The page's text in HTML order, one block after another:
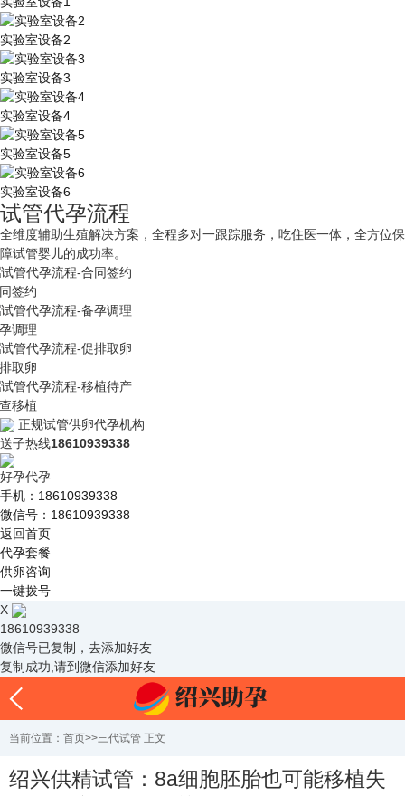
实验室设备2
实验室设备3
实验室设备4
实验室设备5
实验室设备6
试管代孕流程
全维度辅助生殖解决方案，全程多对一跟踪服务，吃住医一体，全方位保
障试管婴儿的成功率。
签约
调理
取卵
移植
正规试管供卵代孕机构
送子热线18610939338
好孕代孕
手机：18610939338
微信号：18610939338
返回首页
代孕套餐
供卵咨询
一键拨号
X
18610939338
微信号已复制，去添加好友
复制成功,请到微信添加好友
当前位置： 首页>>三代试管 正文
绍兴供精试管：8a细胞胚胎也可能移植失